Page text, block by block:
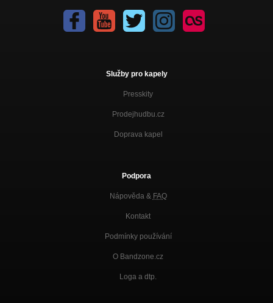
Služby pro kapely
Presskity
Prodejhudbu.cz
Doprava kapel
Podpora
Nápověda & FAQ
Kontakt
Podmínky používání
O Bandzone.cz
Loga a dtp.